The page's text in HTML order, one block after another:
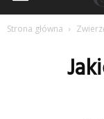
Strona główna